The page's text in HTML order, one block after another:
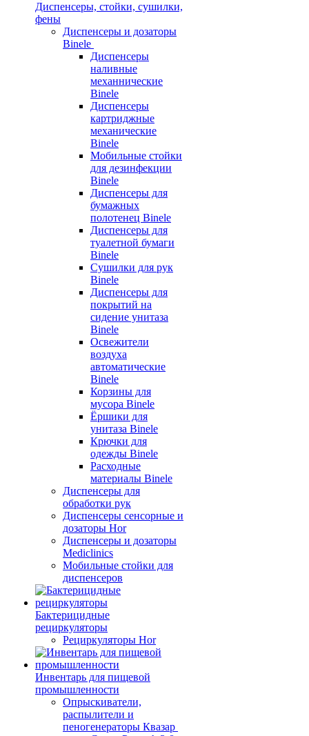
Диспенсеры, стойки, сушилки,
фены
Диспенсеры и дозаторы
Binele
Диспенсеры
наливные
механнические
Binele
Диспенсеры
картриджные
механические
Binele
Мобильные стойки
для дезинфекции
Binele
Диспенсеры для
бумажных
полотенец Binele
Диспенсеры для
туалетной бумаги
Binele
Сушилки для рук
Binele
Диспенсеры для
покрытий на
сидение унитаза
Binele
Освежители
воздуха
автоматические
Binele
Корзины для
мусора Binele
Ёршики для
унитаза Binele
Крючки для
одежды Binele
Расходные
материалы Binele
Диспенсеры для
обработки рук
Диспенсеры сенсорные и
дозаторы Hor
Диспенсеры и дозаторы
Mediclinics
Мобильные стойки для
диспенсеров
Бактерицидные
рециркуляторы
Рециркуляторы Hor
Инвентарь для пищевой
промышленности
Опрыскиватели,
распылители и
пеногенераторы Квазар